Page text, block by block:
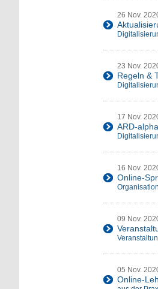
26 Nov.
23 Nov.
Regeln &
17 Nov.
ARD-
16 Nov.
Online-
Organisation
09 Nov.
05 Nov.
Online-